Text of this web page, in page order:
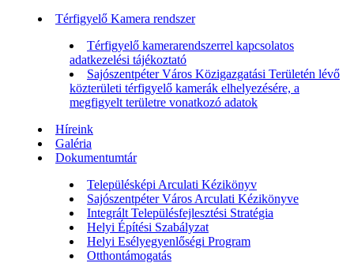
Térfigyelő Kamera rendszer
Térfigyelő kamerarendszerrel kapcsolatos
adatkezelési tájékoztató
Sajószentpéter Város Közigazgatási Területén lévő
közterületi térfigyelő kamerák elhelyezésére, a
megfigyelt területre vonatkozó adatok
Híreink
Galéria
Dokumentumtár
Településképi Arculati Kézikönyv
Sajószentpéter Város Arculati Kézikönyve
Integrált Településfejlesztési Stratégia
Helyi Építési Szabályzat
Helyi Esélyegyenlőségi Program
Otthontámogatás